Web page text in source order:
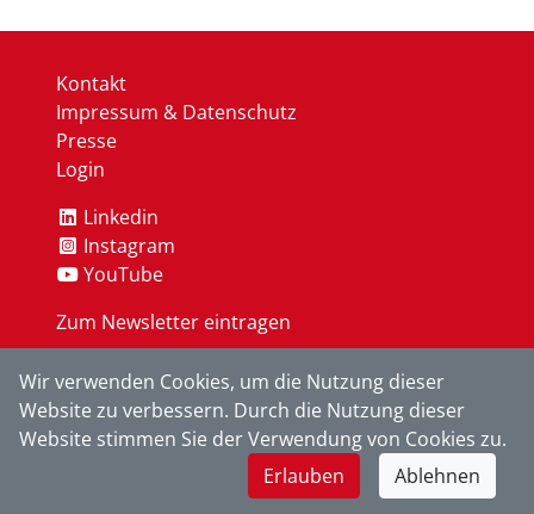
Kontakt
Impressum & Datenschutz
Presse
Login
Linkedin
Instagram
YouTube
Zum Newsletter eintragen
OK
Wir verwenden Cookies, um die Nutzung dieser
Website zu verbessern. Durch die Nutzung dieser
Website stimmen Sie der Verwendung von Cookies zu.
Erlauben
Ablehnen